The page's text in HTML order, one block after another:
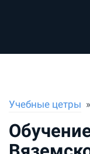
Учебные цетры